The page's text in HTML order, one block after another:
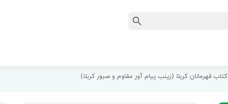
کتاب قهرمانان کربلا (زینب پیام آور مقاوم و صبور کربلا)